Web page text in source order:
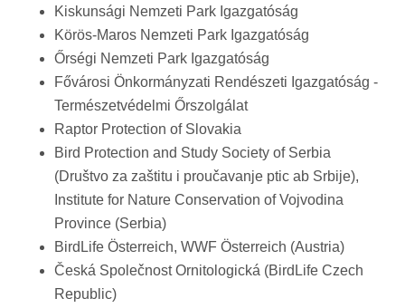
Kiskunsági Nemzeti Park Igazgatóság
Körös-Maros Nemzeti Park Igazgatóság
Őrségi Nemzeti Park Igazgatóság
Fővárosi Önkormányzati Rendészeti Igazgatóság -
Természetvédelmi Őrszolgálat
Raptor Protection of Slovakia
Bird Protection and Study Society of Serbia
(Društvo za zaštitu i proučavanje ptic ab Srbije),
Institute for Nature Conservation of Vojvodina
Province (Serbia)
BirdLife Österreich, WWF Österreich (Austria)
Česká Společnost Ornitologická (BirdLife Czech
Republic)